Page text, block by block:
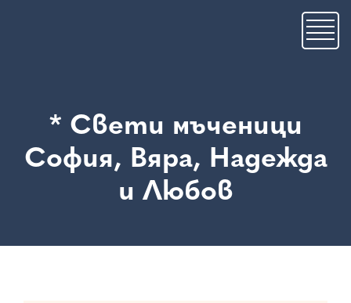
* Свети мъченици
София, Вяра, Надежда
и Любов